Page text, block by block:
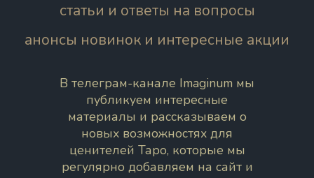
статьи и ответы на вопросы
анонсы новинок и интересные акции
В телеграм-канале Imaginum мы
публикуем интересные
материалы и рассказываем о
новых возможностях для
ценителей Таро, которые мы
регулярно добавляем на сайт и